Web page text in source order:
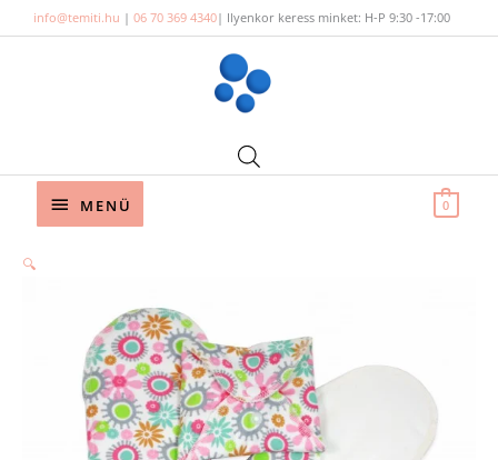
to
info@temiti.hu | 06 70 369 4340| Ilyenkor keress minket: H-P 9:30 -17:00
Below
MENÜ 0
🔍